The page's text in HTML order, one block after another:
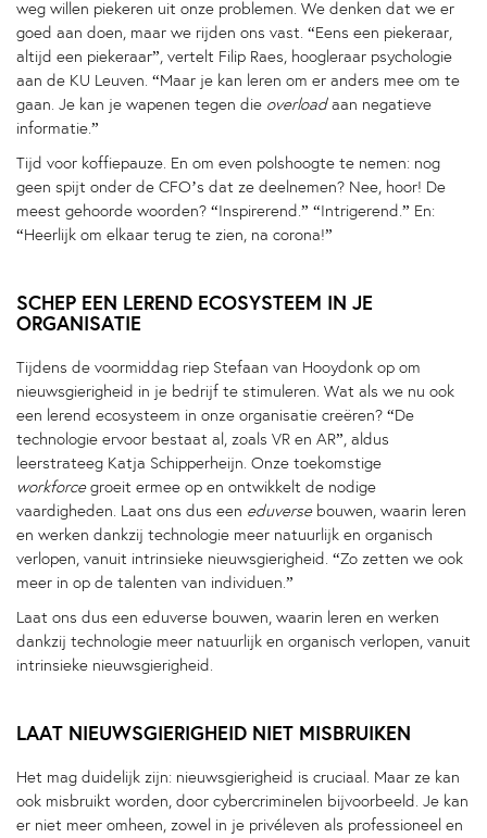
weg willen piekeren uit onze problemen. We denken dat we er
goed aan doen, maar we rijden ons vast. “Eens een piekeraar,
altijd een piekeraar”, vertelt Filip Raes, hoogleraar psychologie
aan de KU Leuven. “Maar je kan leren om er anders mee om te
gaan. Je kan je wapenen tegen die overloadaan negatieve
informatie.”
Tijd voor koffiepauze. En om even polshoogte te nemen: nog
geen spijt onder de CFO’s dat ze deelnemen? Nee, hoor! De
meest gehoorde woorden? “Inspirerend.” “Intrigerend.” En:
“Heerlijk om elkaar terug te zien, na corona!”
SCHEP EEN LEREND ECOSYSTEEM IN JE
ORGANISATIE
Tijdens de voormiddag riep Stefaan van Hooydonk op om
nieuwsgierigheid in je bedrijf te stimuleren. Wat als we nu ook
een lerend ecosysteem in onze organisatie creëren? “De
technologie ervoor bestaat al, zoals VR en AR”, aldus
leerstrateeg Katja Schipperheijn. Onze toekomstige
workforcegroeit ermee op en ontwikkelt de nodige
vaardigheden. Laat ons dus een eduversebouwen, waarin leren
en werken dankzij technologie meer natuurlijk en organisch
verlopen, vanuit intrinsieke nieuwsgierigheid. “Zo zetten we ook
meer in op de talenten van individuen.”
Laat ons dus een eduverse bouwen, waarin leren en werken
dankzij technologie meer natuurlijk en organisch verlopen, vanuit
intrinsieke nieuwsgierigheid.
LAAT NIEUWSGIERIGHEID NIET MISBRUIKEN
Het mag duidelijk zijn: nieuwsgierigheid is cruciaal. Maar ze kan
ook misbruikt worden, door cybercriminelen bijvoorbeeld. Je kan
er niet meer omheen, zowel in je privéleven als professioneel en